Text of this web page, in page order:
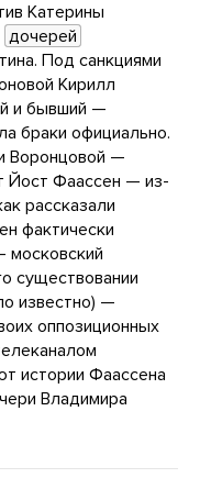
Катерины
дочерей
Под санкциями
Кирилл
и бывший —
браки официально.
Воронцовой —
Йост Фаассен — из-
рассказали
фактически
московский
существовании
известно) —
оппозиционных
истории Фаассена
Владимира